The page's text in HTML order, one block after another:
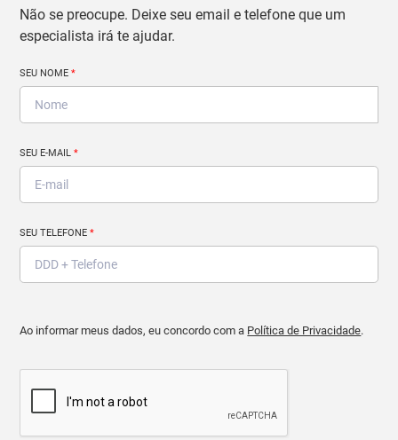
Não se preocupe. Deixe seu email e telefone que um
especialista irá te ajudar.
SEU NOME*
SEU E-MAIL*
SEU TELEFONE*
Ao informar meus dados, eu concordo com a Política de Privacidade.